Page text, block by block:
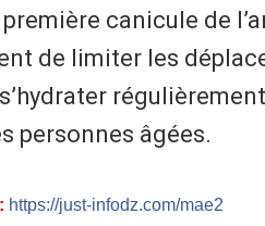
canicule de
de limiter les
personnes âgées.
https://just-infodz.com/mae2